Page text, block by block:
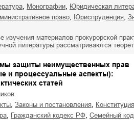
о судьбе Кировоградской
Сергей Николаевич Сидоренко
монографии юридическая
право юриспруденция
изучения материалов прокурорской
литературы рассматриваются
защиты неимущественных прав
и процессуальные аспекты):
статей
законы и постановления
гражданский кодекс РФ семейный